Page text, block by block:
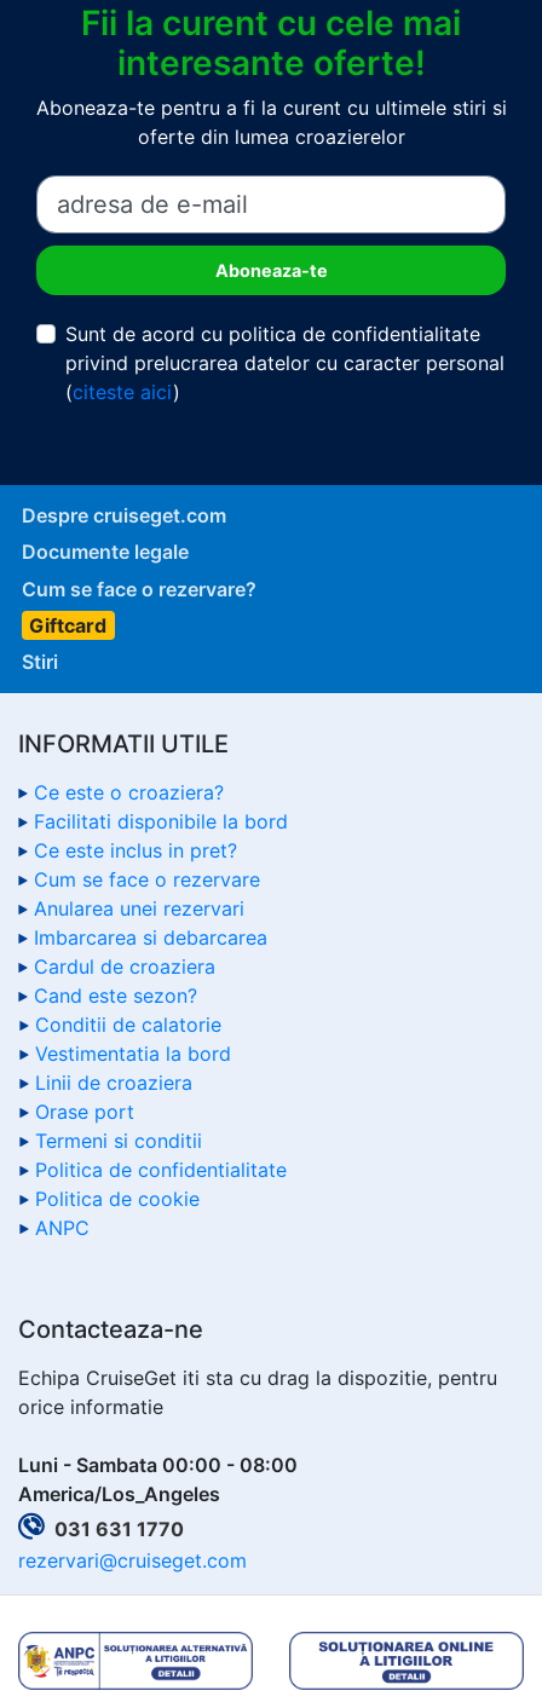
Fii la curent cu cele mai
interesante oferte!
Aboneaza-te pentru a fi la curent cu ultimele stiri si
oferte din lumea croazierelor
Sunt de acord cu politica de confidentialitate
privind prelucrarea datelor cu caracter personal
(citeste aici)
Despre cruiseget.com
Documente legale
Cum se face o rezervare?
Giftcard
Stiri
INFORMATII UTILE
Ce este o croaziera?
Facilitati disponibile la bord
Ce este inclus in pret?
Cum se face o rezervare
Anularea unei rezervari
Imbarcarea si debarcarea
Cardul de croaziera
Cand este sezon?
Conditii de calatorie
Vestimentatia la bord
Linii de croaziera
Orase port
Termeni si conditii
Politica de confidentialitate
Politica de cookie
ANPC
Contacteaza-ne
Echipa CruiseGet iti sta cu drag la dispozitie, pentru
orice informatie
Luni - Sambata 00:00 - 08:00
America/Los_Angeles
031 631 1770
rezervari@cruiseget.com